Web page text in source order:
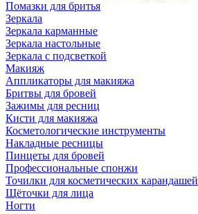
Помазки для бритья
Зеркала
Зеркала карманные
Зеркала настольные
Зеркала с подсветкой
Макияж
Аппликаторы для макияжа
Бритвы для бровей
Зажимы для ресниц
Кисти для макияжа
Косметологические инструменты
Накладные ресницы
Пинцеты для бровей
Профессиональные спонжи
Точилки для косметических карандашей
Щёточки для лица
Ногти